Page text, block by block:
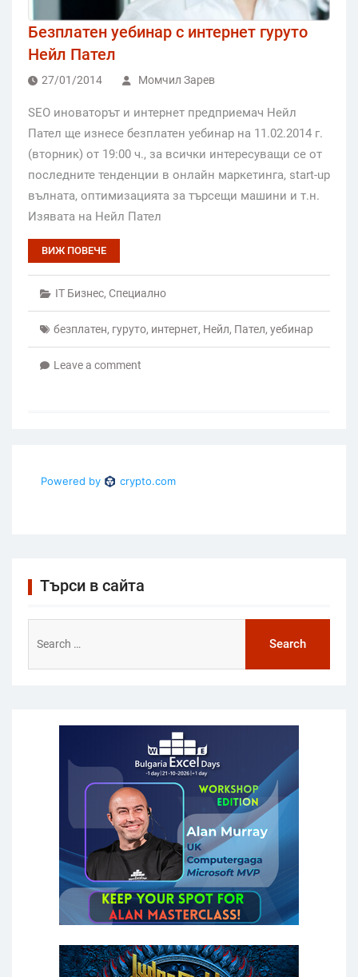
Безплатен уебинар с интернет гуруто
Нейл Пател
27/01/2014 Момчил Зарев
SEO иноваторът и интернет предприемач Нейл
Пател ще изнесе безплатен уебинар на 11.02.2014 г.
(вторник) от 19:00 ч., за всички интересуващи се от
последните тенденции в онлайн маркетинга, start-up
вълната, оптимизацията за търсещи машини и т.н.
Изявата на Нейл Пател
ВИЖ ПОВЕЧЕ
IT Бизнес, Специално
безплатен, гуруто, интернет, Нейл, Пател, уебинар
Leave a comment
Търси в сайта
for: